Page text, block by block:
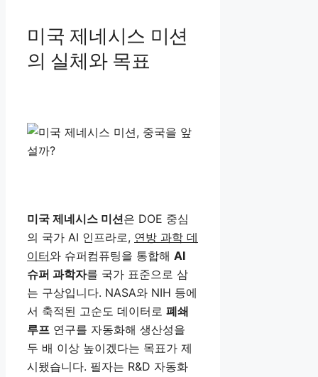
미국 제네시스 미션
의 실체와 목표
미국 제네시스 미션은 DOE 중심
의 국가 AI 인프라로, 연방 과학 데
이터와 슈퍼컴퓨팅을 통합해 AI
슈퍼 과학자를 국가 표준으로 삼
는 구상입니다. NASA와 NIH 등에
서 축적된 고순도 데이터로 폐쇄
루프 연구를 자동화해 생산성을
두 배 이상 높이겠다는 목표가 제
시됐습니다. 필자는 R&D 자동화